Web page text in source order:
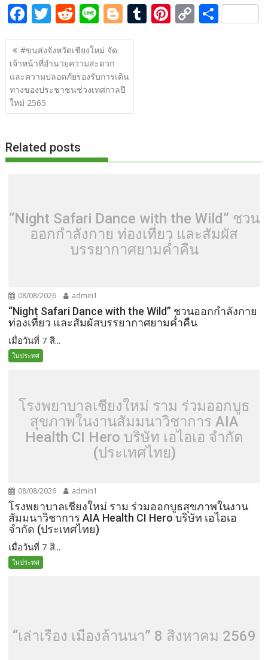
F
ac
e
b
o
o
T
w
itt
er
R
e
d
di
t
Li
n
e
Bl
o
g
er
T Pi C S
แนะแนว
เรื่อง
#ขนส่งจังหวัดเชียงใหม่ จัด
เจ้าหน้าที่อำนวยความสะดวก
และความปลอดภัยรองรับการเดิน
ทางของประชาชนช่วงเทศกาลปี
ใหม่ 2565
Related posts
“Night Safari Dance with the Wild” ชวน
ออกกำลังกาย ท่องเที่ยว และสัมผัส
บรรยากาศยามค่ำคืน
08/08/2026 admin1
“Night Safari Dance with the Wild” ชวนออกกำลังกาย
ท่องเที่ยว และสัมผัสบรรยากาศยามค่ำคืน
เมื่อวันที่ 7 สิ...
ในประทศ
โรงพยาบาลเชียงใหม่ ราม ร่วมออกบูธ
สุขภาพในงานสัมมนาวิชาการ AIA
Health CI Hero บริษัท เอไอเอ จำกัด
(ประเทศไทย)
08/08/2026 admin1
โรงพยาบาลเชียงใหม่ ราม ร่วมออกบูธสุขภาพในงาน
สัมมนาวิชาการ AIA Health CI Hero บริษัท เอไอเอ
จำกัด (ประเทศไทย)
เมื่อวันที่ 7 สิ...
ในประทศ
“เล่าเรื่อง เมืองล้านนา” 8 สิงหาคม 2569